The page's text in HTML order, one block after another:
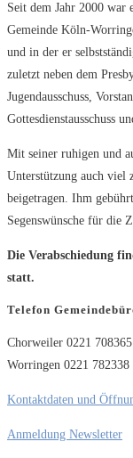
Seit dem Jahr 2000
Gemeinde Köln-
und in der er
zuletzt neben dem
Jugendausschuss,
Gottesdienstausschuss
Mit seiner ruhigen und
Unterstützung auch viel
beigetragen. Ihm
Segenswünsche für die
Die Verabschiedung
statt.
Telefon
Chorweiler 0221 708365
Worringen 0221 782338
Kontaktdaten und
Anmeldung Newsletter